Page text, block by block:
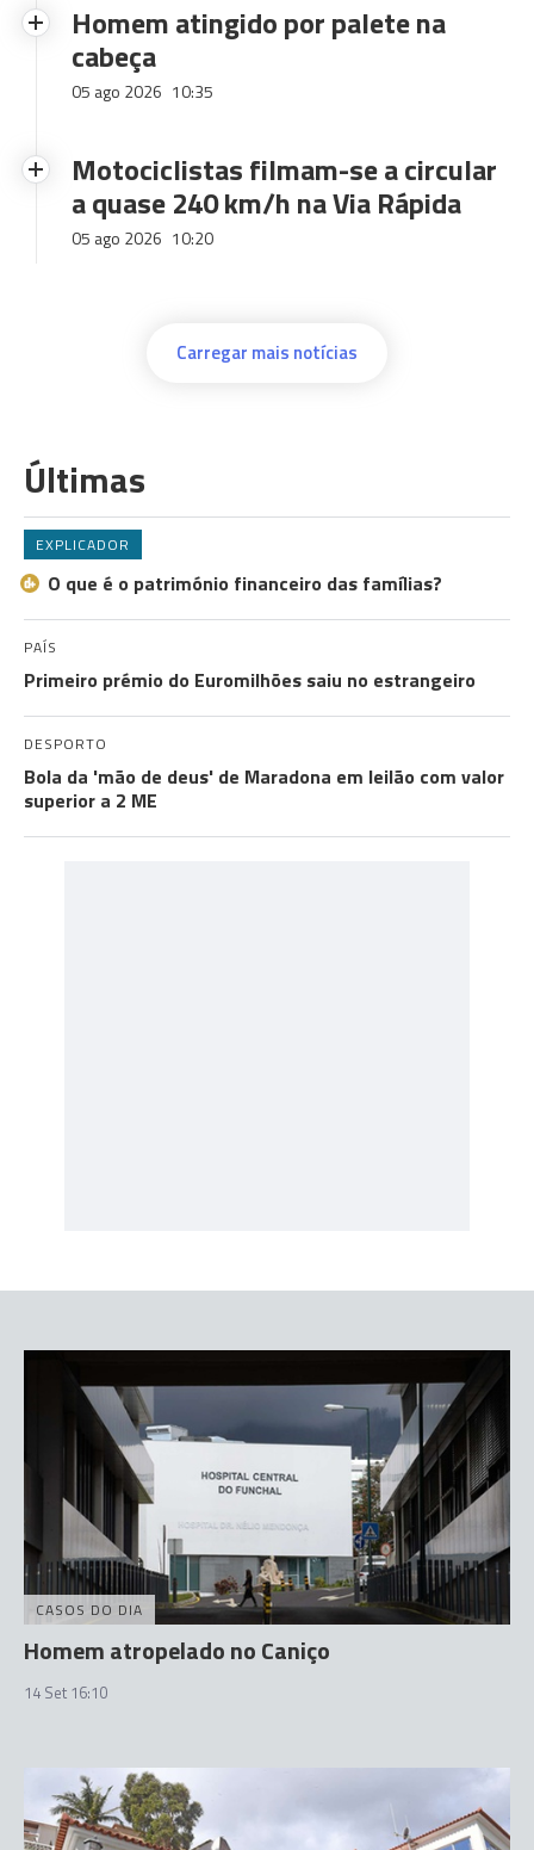
Homem atingido por palete na
cabeça
05 ago 2026 10:35
Motociclistas filmam-se a circular
a quase 240 km/h na Via Rápida
05 ago 2026 10:20
Carregar mais notícias
Últimas
EXPLICADOR
O que é o património financeiro das famílias?
PAÍS
Primeiro prémio do Euromilhões saiu no estrangeiro
DESPORTO
Bola da 'mão de deus' de Maradona em leilão com valor
superior a 2 ME
CASOS DO DIA
Homem atropelado no Caniço
14 Set 16:10